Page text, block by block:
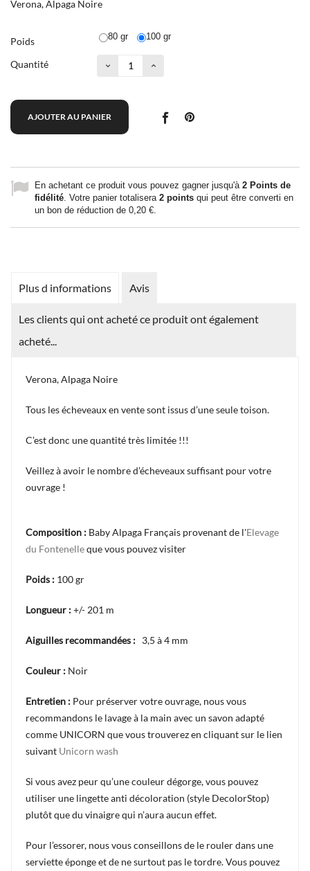
Verona, Alpaga Noire
Poids 80 gr 100 gr
Quantité
AJOUTER AU PANIER
En achetant ce produit vous pouvez gagner jusqu'à 2 Points de
fidélité . Votre panier totalisera 2 points qui peut être converti en
un bon de réduction de 0,20 €
Plus d informations Avis
Les clients qui ont acheté ce produit ont également
acheté...
Verona, Alpaga Noire
Tous les écheveaux en vente sont issus d’une seule toison.
C’est donc une quantité très limitée !!!
Veillez à avoir le nombre d’écheveaux suffisant pour votre
ouvrage !
Composition : Baby Alpaga Français provenant de l'Elevage
du Fontenelleque vous pouvez visiter
Poids : 100 gr
Longueur :+/- 201 m
Aiguilles recommandées : 3,5 à 4 mm
Couleur : Noir
Entretien : Pour préserver votre ouvrage, nous vous
recommandons le lavage à la main avec un savon adapté
comme UNICORN que vous trouverez en cliquant sur le lien
suivant Unicorn wash
Si vous avez peur qu’une couleur dégorge, vous pouvez
utiliser une lingette anti décoloration (style DecolorStop)
plutôt que du vinaigre qui n’aura aucun effet.
Pour l’essorer, nous vous conseillons de le rouler dans une
serviette éponge et de ne surtout pas le tordre. Vous pouvez